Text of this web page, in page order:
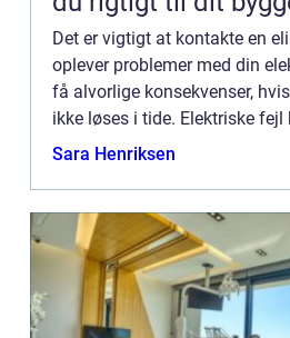
Det er vigtigt at kontakte en
oplever problemer med din
få alvorlige konsekvenser,
ikke løses i tide. Elektriske fejl
beskadiget elektrisk udstyr,
Sara Henriksen